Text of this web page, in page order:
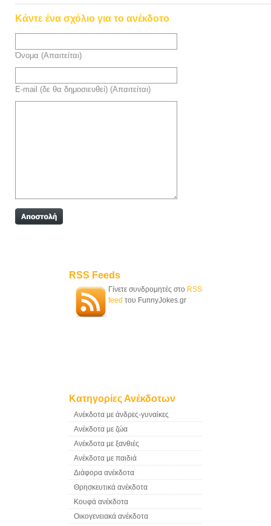
Κάντε ένα σχόλιο για το ανέκδοτο
Όνομα (Απαιτείται)
E-mail (δε θα δημοσιευθεί) (Απαιτείται)
RSS Feeds
Γίνετε συνδρομητές στο RSS
feed του FunnyJokes.gr
Κατηγορίες Ανέκδοτων
Ανέκδοτα με άνδρες-γυναίκες
Ανέκδοτα με ζώα
Ανέκδοτα με ξανθιές
Ανέκδοτα με παιδιά
Διάφορα ανέκδοτα
Θρησκευτικά ανέκδοτα
Κουφά ανέκδοτα
Οικογενειακά ανέκδοτα